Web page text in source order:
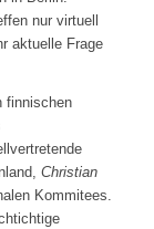
nur virtuell
aktuelle Frage
finnischen
Christian
Kommitees.